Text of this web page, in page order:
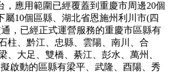
，應用範圍已經覆蓋到重慶市周邊20個
屬10個區縣、湖北省恩施州利川市(四
，已經正式運營服務的重慶市區縣有
柱、黔江、忠縣、雲陽、南川、合
、大足、雙橋、綦江、彭水、萬州、
啟動的區縣有梁平、武隆、酉陽、秀